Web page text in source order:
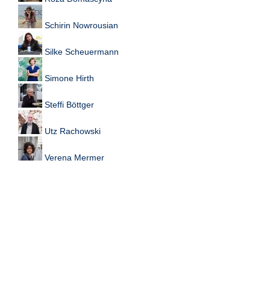
Schirin Nowrousian
Silke Scheuermann
Simone Hirth
Steffi Böttger
Utz Rachowski
Verena Mermer